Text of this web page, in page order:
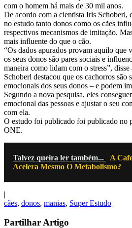
com o homem há mais de 30 mil anos.
De acordo com a cientista Iris Schoberl,
no estudo tanto donos como os cães
respectivos mecanismos de imitação.
mais influente do que o cão.
“Os dados apurados provam aquilo que
os seus donos são pares sociais e
maneira como lidam com o stress”,
Schoberl destacou que os cachorros são
emocionais dos seus donos – e podem
Segundo a nova pesquisa, eles
emocional das pessoas e ajustar o seu
com ela.
O estudo foi publicado foi publicado no
ONE.
Talvez queira ler também...
A
Acelera Mesmo O Metabolismo?
|
cães, donos, manias, Super Estudo
Partilhar Artigo